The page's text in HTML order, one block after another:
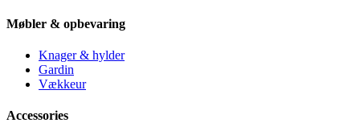
Møbler & opbevaring
Knager & hylder
Gardin
Vækkeur
Accessories